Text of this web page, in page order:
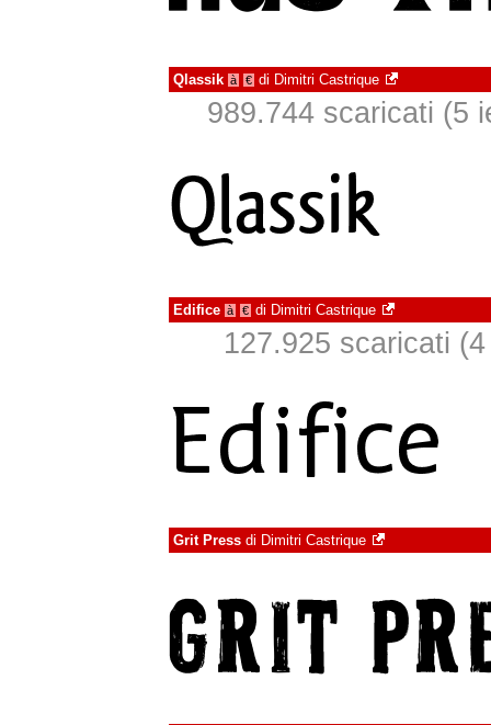
Qlassik à € di Dimitri Castrique
989.744 scaricati (5
Edifice à € di Dimitri Castrique
127.925 scaricati
Grit Press di Dimitri Castrique